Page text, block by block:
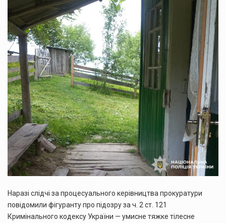
Наразі слідчі за процесуального керівництва прокуратури
повідомили фігуранту про підозру за ч. 2 ст. 121
Кримінального кодексу України — умисне тяжке тілесне